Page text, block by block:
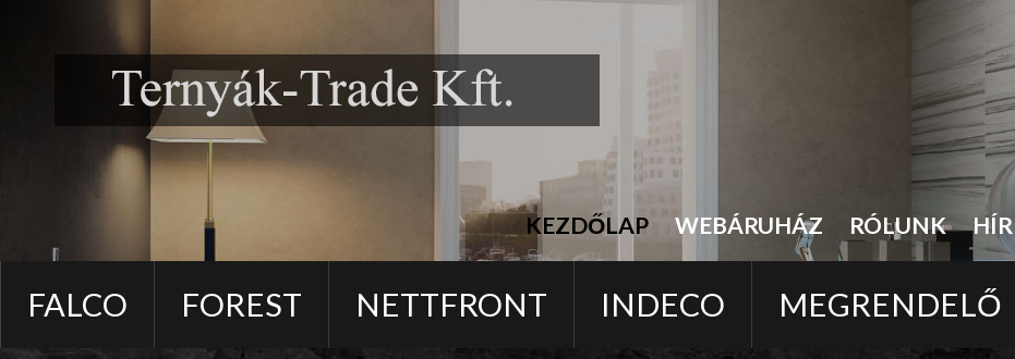
KEZDŐLAP WEBÁRUHÁZ RÓLUNK
FALCO FOREST NETTFRONT INDECO MEGRENDELŐ